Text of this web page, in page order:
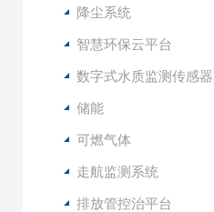
降尘系统
智慧环保云平台
数字式水质监测传感器
储能
可燃气体
走航监测系统
排放管控治平台